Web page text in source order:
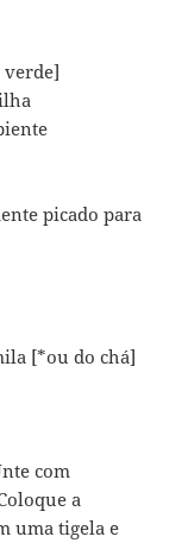
verde]
picado para
[*ou do chá]
com
a
uma tigela e